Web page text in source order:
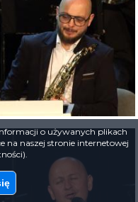
o używanych plikach
na naszej stronie internetowej